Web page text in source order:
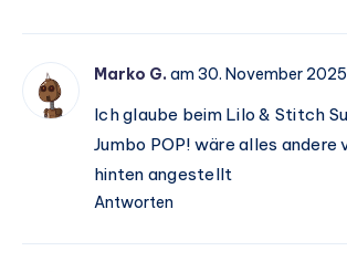
Marko G. am 30. November 2025
Ich glaube beim Lilo & Stitch
Jumbo POP! wäre alles andere
hinten angestellt
Antworten